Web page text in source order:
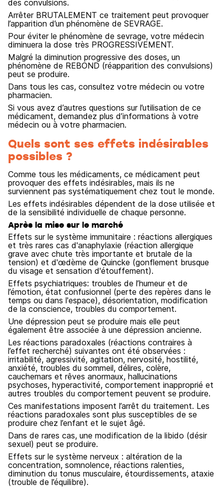
des convulsions.
Arrêter BRUTALEMENT ce traitement peut provoquer
l’apparition d’un phénomène de SEVRAGE.
Pour éviter le phénomène de sevrage, votre médecin
diminuera la dose très PROGRESSIVEMENT.
Malgré la diminution progressive des doses, un
phénomène de REBOND (réapparition des convulsions)
peut se produire.
Dans tous les cas, consultez votre médecin ou votre
pharmacien.
Si vous avez d’autres questions sur l’utilisation de ce
médicament, demandez plus d’informations à votre
médecin ou à votre pharmacien.
Quels sont ses effets indésirables
possibles ?
Comme tous les médicaments, ce médicament peut
provoquer des effets indésirables, mais ils ne
surviennent pas systématiquement chez tout le monde.
Les effets indésirables dépendent de la dose utilisée et
de la sensibilité individuelle de chaque personne.
Après la mise sur le marché
Effets sur le système immunitaire : réactions allergiques
et très rares cas d'anaphylaxie (réaction allergique
grave avec chute très importante et brutale de la
tension) et d'œdème de Quincke (gonflement brusque
du visage et sensation d'étouffement).
Effets psychiatriques: troubles de l’humeur et de
l’émotion, état confusionnel (perte des repères dans le
temps ou dans l'espace), désorientation, modification
de la conscience, troubles du comportement.
Une dépression peut se produire mais elle peut
également être associée à une dépression ancienne.
Les réactions paradoxales (réactions contraires à
l’effet recherché) suivantes ont été observées :
irritabilité, agressivité, agitation, nervosité, hostilité,
anxiété, troubles du sommeil, délires, colère,
cauchemars et rêves anormaux, hallucinations
psychoses, hyperactivité, comportement inapproprié et
autres troubles du comportement peuvent se produire.
Ces manifestations imposent l’arrêt du traitement. Les
réactions paradoxales sont plus susceptibles de se
produire chez l’enfant et le sujet âgé.
Dans de rares cas, une modification de la libido (désir
sexuel) peut se produire.
Effets sur le système nerveux : altération de la
concentration, somnolence, réactions ralenties,
diminution du tonus musculaire, étourdissements, ataxie
(trouble de l’équilibre).